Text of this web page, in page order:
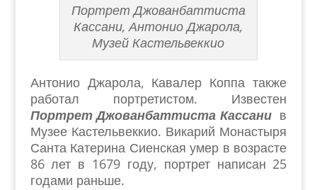
Портрет Джованбаттиста
Кассани, Антонио Джарола,
Музей Кастельвеккио
Антонио Джарола, Кавалер Коппа также
работал портретистом. Известен
Портрет Джованбаттиста Кассани в
Музее Кастельвеккио. Викарий Монастыря
Санта Катерина Сиенская умер в возрасте
86 лет в 1679 году, портрет написан 25
годами раньше.